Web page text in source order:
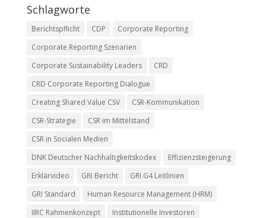
Schlagworte
Berichtspflicht CDP
Corporate Reporting
Corporate Reporting Szenarien
Corporate Sustainability Leaders
CRD
CRD Corporate Reporting Dialogue
Creating Shared Value CSV
CSR-Kommunikation
CSR-Strategie
CSR im Mittelstand
CSR in Socialen Medien
DNK Deutscher Nachhaltigkeitskodex
Effizienzsteigerung
Erklärvideo
GRI Bericht
GRI G4 Leitlinien
GRI Standard
Human Resource Management (HRM)
IIRC Rahmenkonzept
Institutionelle Investoren